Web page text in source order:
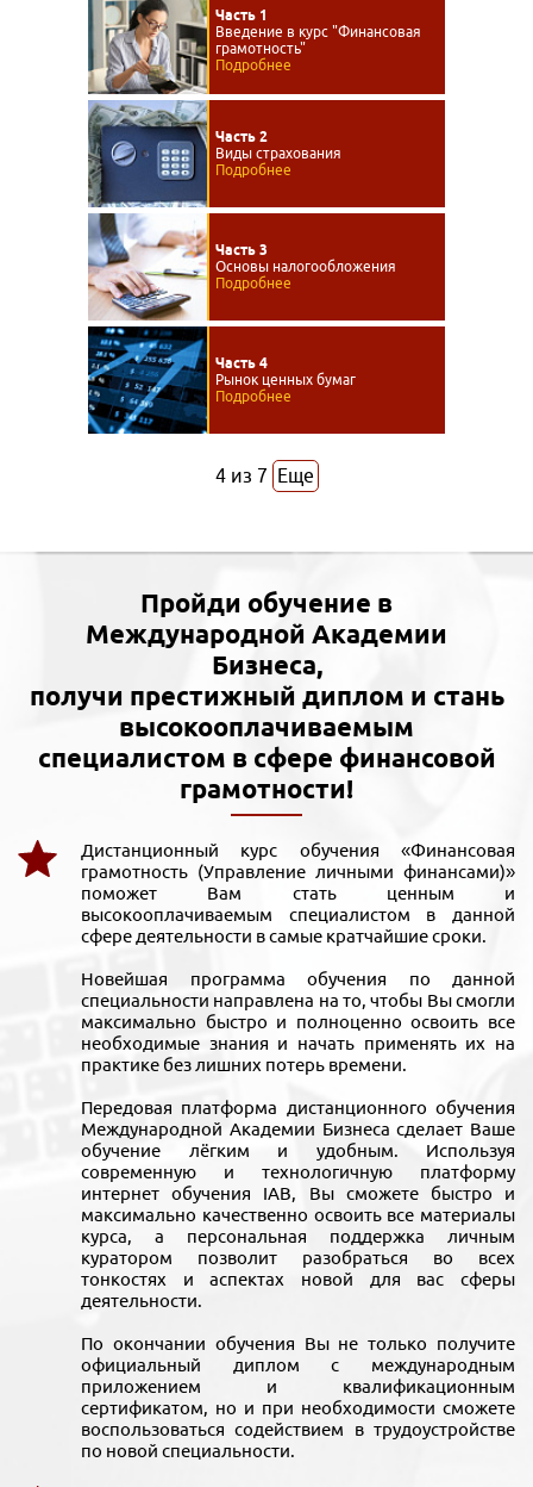
Часть 1
Введение в курс "Финансовая
грамотность"
Подробнее
Часть 2
Виды страхования
Подробнее
Часть 3
Основы налогообложения
Подробнее
Часть 4
Рынок ценных бумаг
Подробнее
4из 7 Еще
Пройди обучение в
Международной Академии
Бизнеса,
получи престижный диплом и стань
высокооплачиваемым
специалистом в сфере финансовой
грамотности!
Дистанционный курс обучения «Финансовая
грамотность (Управление личными финансами)»
поможет Вам стать ценным и
высокооплачиваемым специалистом в данной
сфере деятельности в самые кратчайшие сроки.
Новейшая программа обучения по данной
специальности направлена на то, чтобы Вы смогли
максимально быстро и полноценно освоить все
необходимые знания и начать применять их на
практике без лишних потерь времени.
Передовая платформа дистанционного обучения
Международной Академии Бизнеса сделает Ваше
обучение лёгким и удобным. Используя
современную и технологичную платформу
интернет обучения IAB, Вы сможете быстро и
максимально качественно освоить все материалы
курса, а персональная поддержка личным
куратором позволит разобраться во всех
тонкостях и аспектах новой для вас сферы
деятельности.
По окончании обучения Вы не только получите
официальный диплом с международным
приложением и квалификационным
сертификатом, но и при необходимости сможете
воспользоваться содействием в трудоустройстве
по новой специальности.